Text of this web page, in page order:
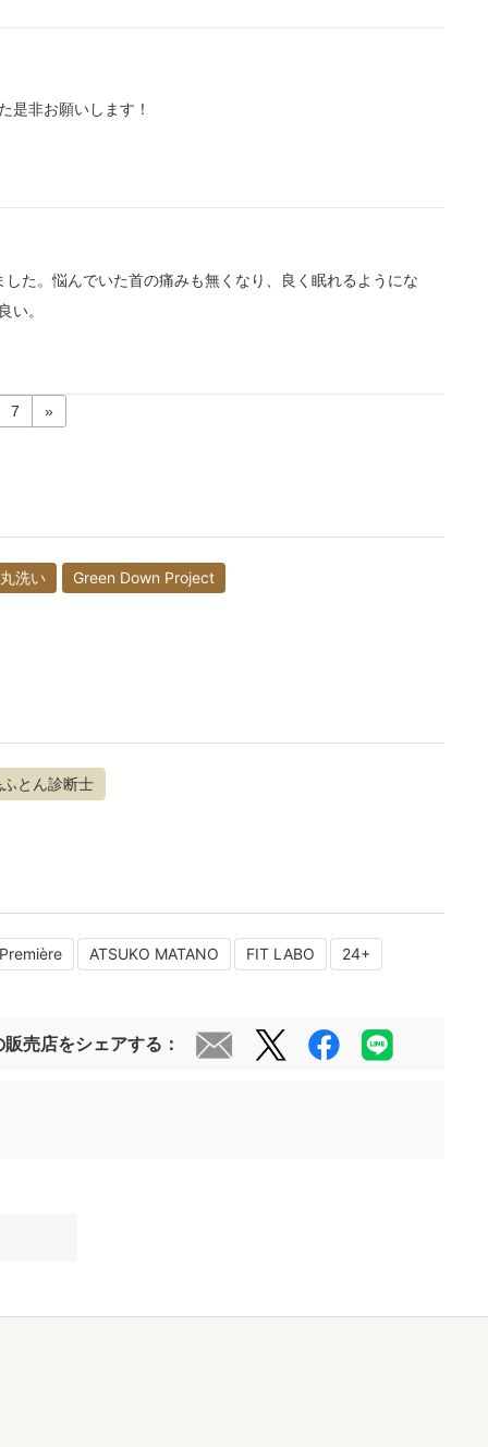
ど、丁寧なものとなっており購入後も安心して使い続け
ます。
是非お願いします！
た。悩んでいた首の痛みも無くなり、良く眠れるようにな
い。
7 »
洗い
Green Down Project
とん診断士
Première ATSUKO MATANO FIT LABO 24+
販売店をシェアする：